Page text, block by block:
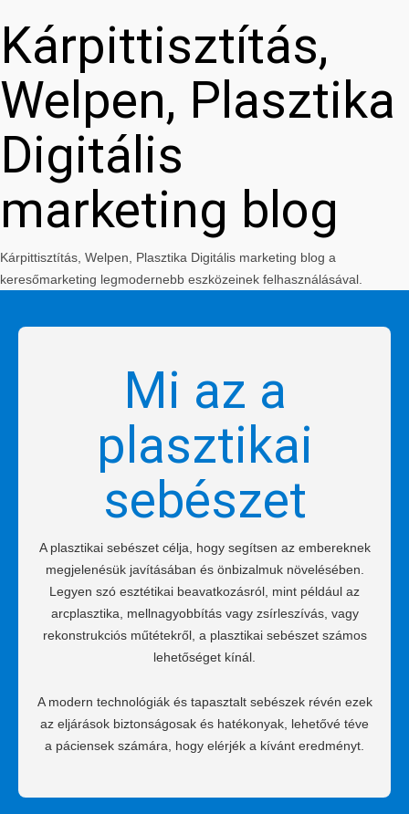
Kárpittisztítás,
Welpen, Plasztika
Digitális
marketing blog
Kárpittisztítás, Welpen, Plasztika Digitális marketing blog a
keresőmarketing legmodernebb eszközeinek felhasználásával.
Mi az a
plasztikai
sebészet
A plasztikai sebészet célja, hogy segítsen az embereknek
megjelenésük javításában és önbizalmuk növelésében.
Legyen szó esztétikai beavatkozásról, mint például az
arcplasztika, mellnagyobbítás vagy zsírleszívás, vagy
rekonstrukciós műtétekről, a plasztikai sebészet számos
lehetőséget kínál.
A modern technológiák és tapasztalt sebészek révén ezek
az eljárások biztonságosak és hatékonyak, lehetővé téve
a páciensek számára, hogy elérjék a kívánt eredményt.